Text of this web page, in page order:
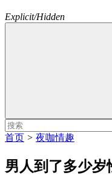
Explicit/Hidden
首页 > 夜咖情趣
男人到了多少岁